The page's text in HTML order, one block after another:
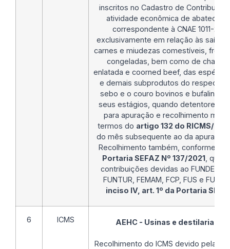
inscritos no Cadastro de
atividade econômica de
correspondente à CNAE 1011-2/01
exclusivamente em relação às
carnes e miudezas comestíveis,
congeladas, bem como de
enlatada e coorned beef, das
e demais subprodutos do
sebo e o couro bovinos e bufalinos,
seus estágios, quando detentores
para apuração e recolhimento
termos do artigo 132 do RICMS/MT
do mês subsequente ao da
Recolhimento também, conforme
Portaria SEFAZ Nº 137/2021,
contribuições devidas ao FUNDES,
FUNTUR, FEMAM, FCP, FUS e
inciso IV, art. 1º da Portaria
6 ICMS AEHC - Usinas e destilarias
Recolhimento do ICMS devido pelas